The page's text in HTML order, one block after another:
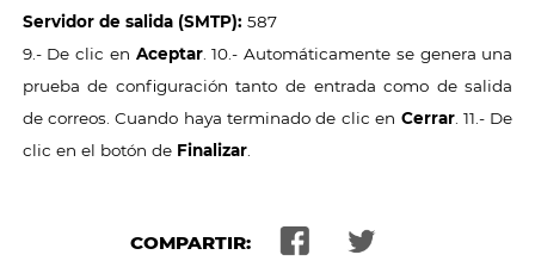
Servidor de salida (SMTP): 587
9.- De clic en Aceptar. 10.- Automáticamente se genera una
prueba de configuración tanto de entrada como de salida
de correos. Cuando haya terminado de clic en Cerrar. 11.- De
clic en el botón de Finalizar.
COMPARTIR: